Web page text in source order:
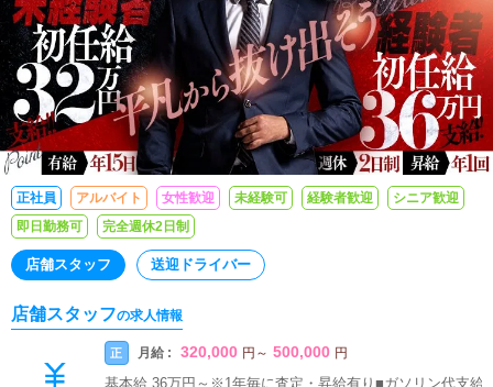
正社員 アルバイト 女性歓迎 未経験可 経験者歓迎
シニア歓迎
即日勤務可
完全週休2日制
店舗スタッフ 送迎ドライバー
店舗スタッフの求人情報
正 月給 : 320,000 円 ～ 500,000 円
基本給 36万円～※1年毎に査定・昇給有り■ガソリン代支給